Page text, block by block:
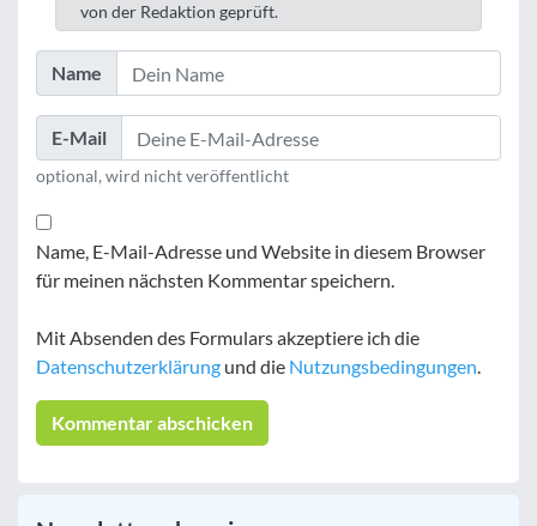
von der Redaktion geprüft.
Name
E-Mail
optional, wird nicht veröffentlicht
Name, E-Mail-Adresse und Website in diesem Browser
für meinen nächsten Kommentar speichern.
Mit Absenden des Formulars akzeptiere ich die
Datenschutzerklärung und die Nutzungsbedingungen.